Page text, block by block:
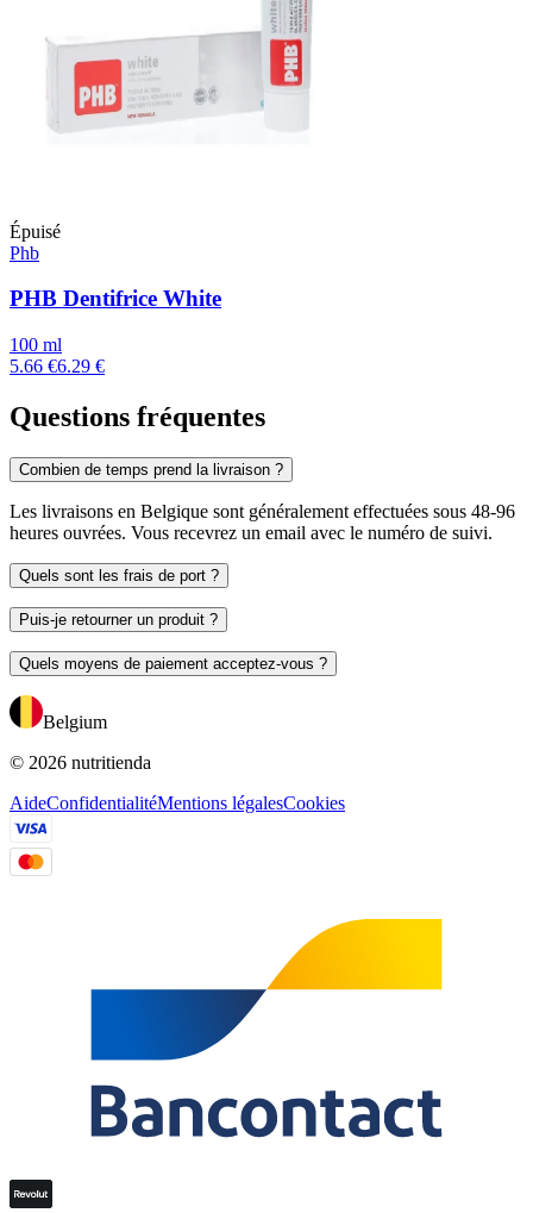
Épuisé
Phb
PHB Dentifrice White
100 ml
5.66 €6.29 €
Questions fréquentes
Combien de temps prend la livraison ?
Les livraisons en Belgique sont généralement effectuées sous 48-96
heures ouvrées. Vous recevrez un email avec le numéro de suivi.
Quels sont les frais de port ?
Puis-je retourner un produit ?
Quels moyens de paiement acceptez-vous ?
Belgium
© 2026 nutritienda
AideConfidentialitéMentions légalesCookies